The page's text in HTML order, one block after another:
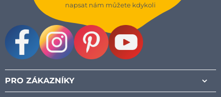
napsat nám můžete kdykoli
PRO ZÁKAZNÍKY